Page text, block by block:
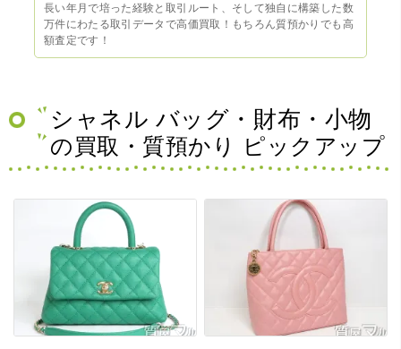
長い年月で培った経験と取引ルート、そして独自に構築した数
万件にわたる取引データで高価買取！もちろん質預かりでも高
額査定です！
シャネル バッグ・財布・小物
の買取・質預かり ピックアップ